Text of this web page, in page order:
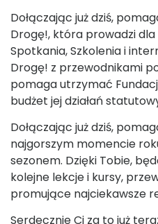
Dołączając już dziś,
Drogę!, która prowadzi dla
Spotkania, Szkolenia i
Drogę! z przewodnikami
pomaga utrzymać
budżet jej działań
Dołączając już dziś,
najgorszym momencie
sezonem. Dzięki Tobie,
kolejne lekcje i kursy,
promujące najciekawsze
Serdecznie Ci za to już